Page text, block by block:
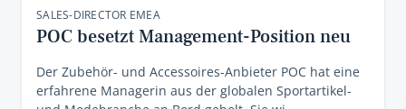
SALES-DIRECTOR EMEA
POC besetzt Management-Position neu
Der Zubehör- und Accessoires-Anbieter POC hat eine
erfahrene Managerin aus der globalen Sportartikel-